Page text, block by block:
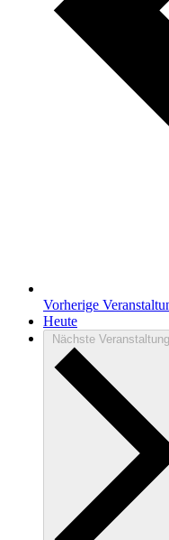
Vorherige
Heute
Nächste